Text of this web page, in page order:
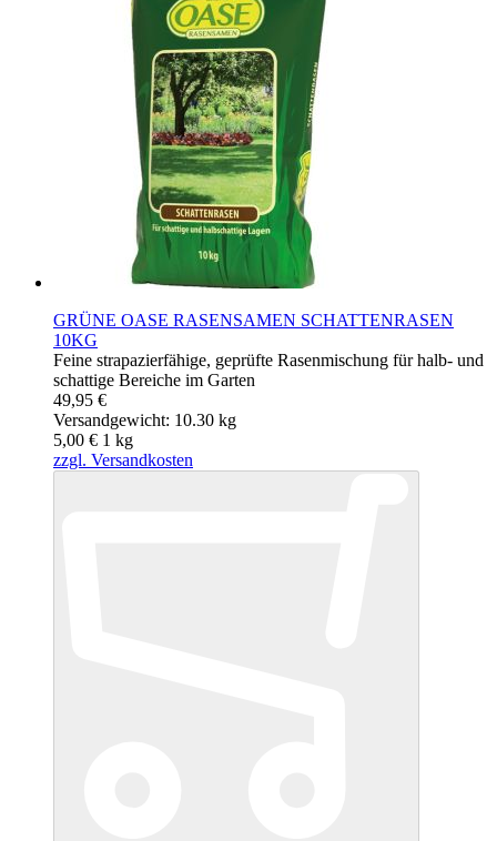
GRÜNE OASE RASENSAMEN SCHATTENRASEN
10KG
Feine strapazierfähige, geprüfte Rasenmischung für halb- und
schattige Bereiche im Garten
49,95 €
Versandgewicht: 10.30 kg
5,00 € 1 kg
zzgl. Versandkosten